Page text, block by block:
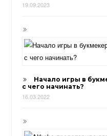
19.09.2023
Начало игры в
с чего начинать?
16.03.2022